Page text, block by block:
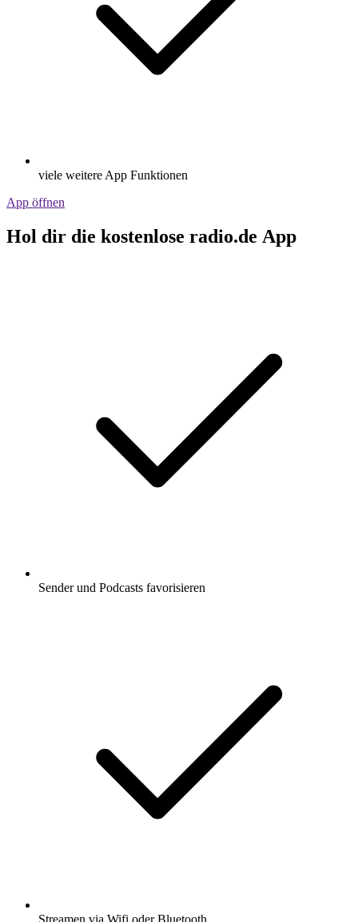
viele weitere App Funktionen
App öffnen
Hol dir die kostenlose radio.de App
Sender und Podcasts favorisieren
Streamen via Wifi oder Bluetooth